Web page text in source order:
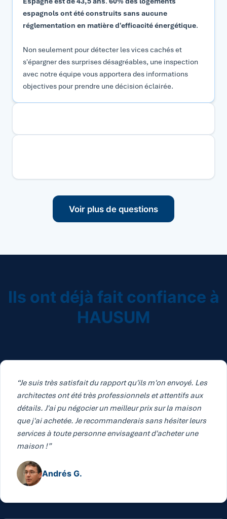
espagnols ont été construits sans aucune
réglementation en matière d'efficacité énergétique.
Non seulement pour détecter les vices cachés et
s'épargner des surprises désagréables, une inspection
avec notre équipe vous apportera des informations
objectives pour prendre une décision éclairée.
Voir plus de questions
Ils ont déjà fait confiance à
HAUSUM
“Je suis très satisfait du rapport qu'ils m'on envoyé. Les
architectes ont été très professionnels et attentifs aux
détails. J'ai pu négocier un meilleur prix sur la maison
que j'ai achetée. Je recommanderais sans hésiter leurs
services à toute personne envisageant d'acheter une
maison !”
Andrés G.